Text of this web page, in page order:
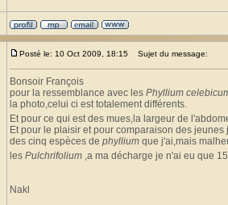
Posté le: 10 Oct 2009, 18:15 Sujet du message:
Bonsoir François
pour la ressemblance avec les Phyllium
la photo,celui ci est totalement différents.
Et pour ce qui est des mues,la largeur de
Et pour le plaisir et pour comparaison des jeunes
des cinq espèces de phyllium que j'ai,mais
les Pulchrifolium ,a ma décharge je n'ai eu que
Nakl